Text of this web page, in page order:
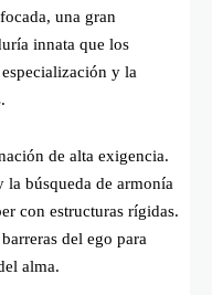
una gran
innata que los
y la
de alta exigencia.
búsqueda de armonía
con estructuras rígidas.
del ego para
alma.